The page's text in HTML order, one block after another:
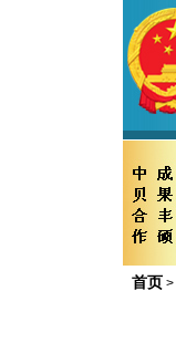
首页 >